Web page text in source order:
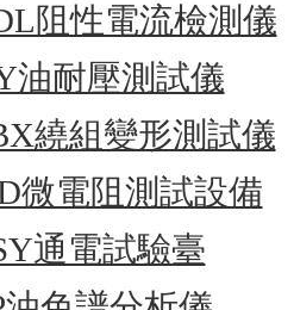
阻性電流檢測儀
油耐壓測試儀
繞組變形測試儀
微電阻測試設備
通電試驗臺